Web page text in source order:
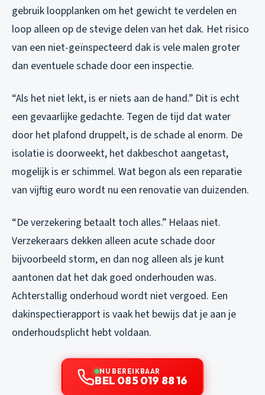
gebruik loopplanken om het gewicht te verdelen en
loop alleen op de stevige delen van het dak. Het risico
van een niet-geïnspecteerd dak is vele malen groter
dan eventuele schade door een inspectie.
“Als het niet lekt, is er niets aan de hand.” Dit is echt
een gevaarlijke gedachte. Tegen de tijd dat water
door het plafond druppelt, is de schade al enorm. De
isolatie is doorweekt, het dakbeschot aangetast,
mogelijk is er schimmel. Wat begon als een reparatie
van vijftig euro wordt nu een renovatie van duizenden.
“De verzekering betaalt toch alles.” Helaas niet.
Verzekeraars dekken alleen acute schade door
bijvoorbeeld storm, en dan nog alleen als je kunt
aantonen dat het dak goed onderhouden was.
Achterstallig onderhoud wordt niet vergoed. Een
dakinspectierapport is vaak het bewijs dat je aan je
onderhoudsplicht hebt voldaan.
NU BEREIKBAAR
BEL 085 019 88 16